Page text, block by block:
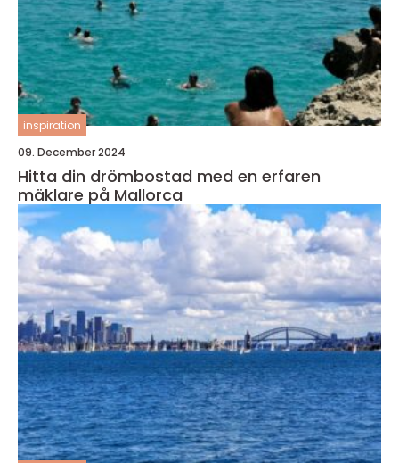
inspiration
09. December 2024
Hitta din drömbostad med en erfaren
mäklare på Mallorca